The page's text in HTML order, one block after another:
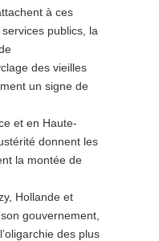
à ces
publics, la
des vieilles
un signe de
et en Haute-
donnent les
la montée de
Hollande et
gouvernement,
des plus